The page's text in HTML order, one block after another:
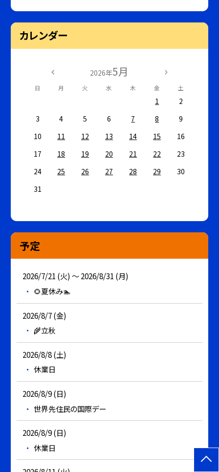
カレンダー
2026年5月
日 月 火 水 木 金 土
1
2
3
4 5 6 7 8
9
10
11 12 13 14 15
16
17
18 19 20 21 22
23
24
25 26 27 28 29
30
31
予定
2026/7/21 (火) ～ 2026/8/31 (月)
🌻夏休み🏊
2026/8/7 (金)
🌾立秋
2026/8/8 (土)
休業日
2026/8/9 (日)
世界先住民の国際デー
2026/8/9 (日)
休業日